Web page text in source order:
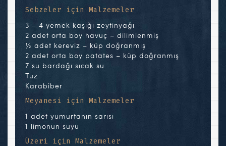
Sebzeler için Malzemeler
3 – 4 yemek kaşığı zeytinyağı
2 adet orta boy havuç – dilimlenmiş
½ adet kereviz – küp doğranmış
2 adet orta boy patates – küp doğranmış
7 su bardağı sıcak su
Tuz
Karabiber
Meyanesi için Malzemeler
1 adet yumurtanın sarısı
1 limonun suyu
Üzeri için Malzemeler